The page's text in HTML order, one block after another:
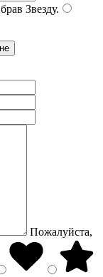
Звезду.
Пожалуйста,